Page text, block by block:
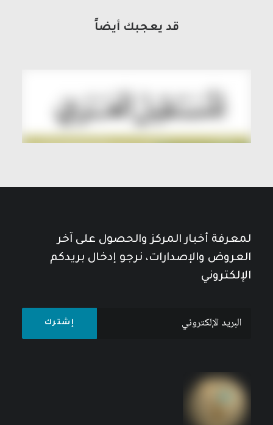
قد يعجبك أيضاً
لمعرفة أخبار المركز والحصول على آخر
العروض والإصدارات، نرجو إدخال بريدكم
الإلكتروني